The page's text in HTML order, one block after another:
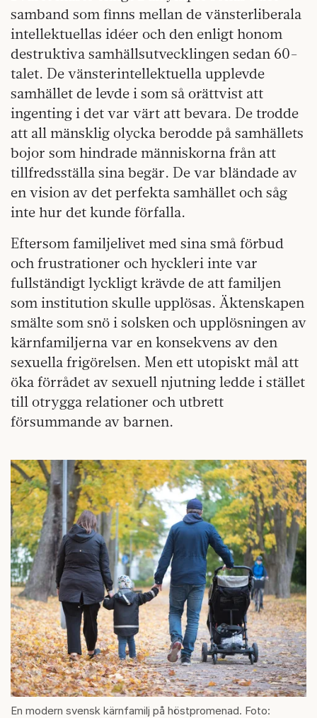
samband som finns mellan de vänsterliberala
intellektuellas idéer och den enligt honom
destruktiva samhällsutvecklingen sedan 60-
talet. De vänsterintellektuella upplevde
samhället de levde i som så orättvist att
ingenting i det var värt att bevara. De trodde
att all mänsklig olycka berodde på samhällets
bojor som hindrade människorna från att
tillfredsställa sina begär. De var bländade av
en vision av det perfekta samhället och såg
inte hur det kunde förfalla.
Eftersom familjelivet med sina små förbud
och frustrationer och hyckleri inte var
fullständigt lyckligt krävde de att familjen
som institution skulle upplösas. Äktenskapen
smälte som snö i solsken och upplösningen av
kärnfamiljerna var en konsekvens av den
sexuella frigörelsen. Men ett utopiskt mål att
öka förrådet av sexuell njutning ledde i stället
till otrygga relationer och utbrett
försummande av barnen.
En modern svensk kärnfamilj på höstpromenad. Foto: